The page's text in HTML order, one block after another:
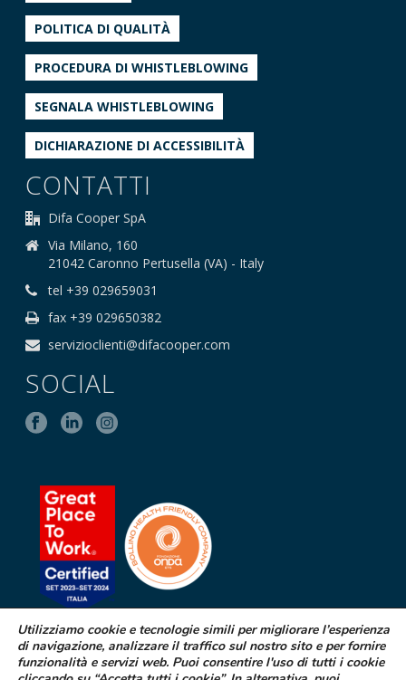
POLITICA DI QUALITÀ
PROCEDURA DI WHISTLEBLOWING
SEGNALA WHISTLEBLOWING
DICHIARAZIONE DI ACCESSIBILITÀ
CONTATTI
Difa Cooper SpA
Via Milano, 160
21042 Caronno Pertusella (VA) - Italy
tel +39 029659031
fax +39 029650382
servizioclienti@difacooper.com
SOCIAL
SEGNALAZIONE DI EFFETTI
Utilizziamo cookie e tecnologie simili per migliorare l’esperienza
di navigazione, analizzare il traffico sul nostro sito e per fornire
funzionalità e servizi web. Puoi consentire l'uso di tutti i cookie